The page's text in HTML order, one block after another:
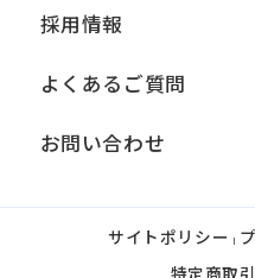
採用情報
よくあるご質問
お問い合わせ
サイトポリシー |